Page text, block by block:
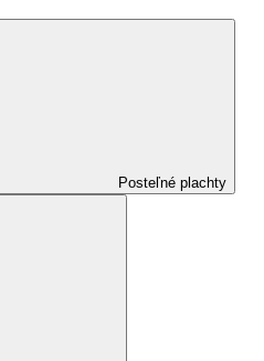
Posteľné plachty